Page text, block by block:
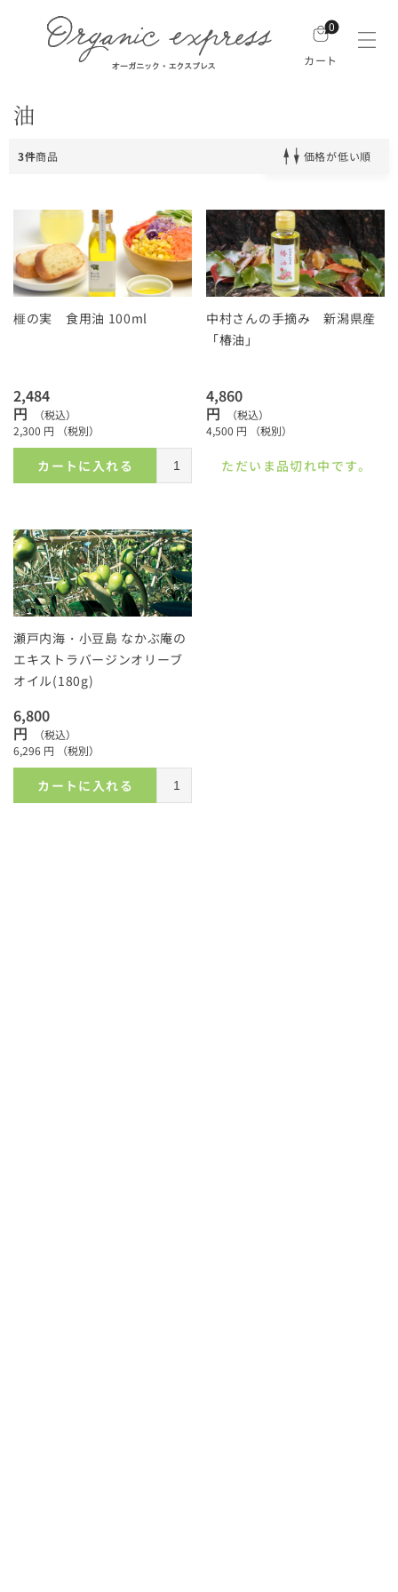
0
カート
油
3件商品 価格が低い順
榧の実 食用油 100ml
2,484
円
（税込）
2,300 円 （税別）
カートに入れる
中村さんの手摘み 新潟県産
「椿油」
4,860
円
（税込）
4,500 円 （税別）
ただいま品切れ中です。
瀬戸内海・小豆島 なかぶ庵の
エキストラバージンオリーブ
オイル(180g)
6,800
円
（税込）
6,296 円 （税別）
カートに入れる